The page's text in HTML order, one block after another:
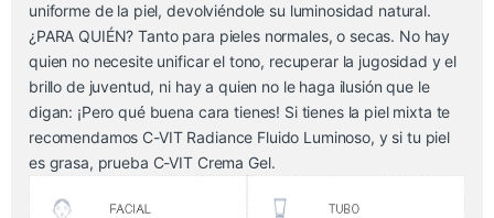
uniforme de la piel, devolviéndole su luminosidad natural.
¿PARA QUIÉN? Tanto para pieles normales, o secas. No hay
quien no necesite unificar el tono, recuperar la jugosidad y el
brillo de juventud, ni hay a quien no le haga ilusión que le
digan: ¡Pero qué buena cara tienes! Si tienes la piel mixta te
recomendamos C-VIT Radiance Fluido Luminoso, y si tu piel
es grasa, prueba C-VIT Crema Gel.